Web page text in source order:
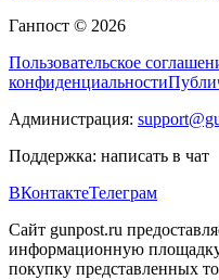
Ганпост © 2026
Пользовательское
конфиденциальности
Администрация:
Поддержка: написать в чат
ВКонтактеТелеграм
Сайт gunpost.ru
информационную
покупку представленных